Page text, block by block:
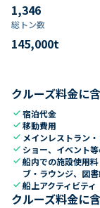
1,346
総トン数​
145,000t
クルーズ料金に
check宿泊代金
check移動費用
check メインレストラン
check ショー、イベント
check船内での施設使用
ブ・ラウンジ、図書
check船上アクティビティ
クルーズ料金に